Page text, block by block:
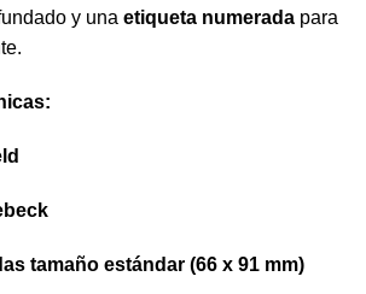
y una etiqueta numerada para
tamaño estándar (66 x 91 mm)